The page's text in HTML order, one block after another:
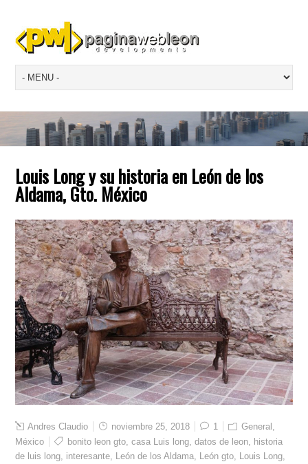
Louis Long y su historia en León de los
Aldama, Gto. México
Andres Claudio noviembre 25, 2018 1 General
México
bonito leon gto ,casa Luis long ,datos de leon historia
de luis long interesante León de los Aldama León gto Louis Long